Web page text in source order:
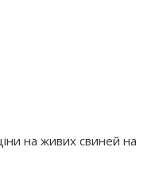
на живих свиней на